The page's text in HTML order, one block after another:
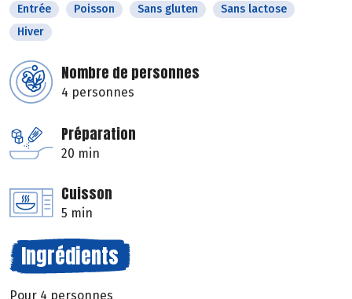
Entrée Poisson Sans gluten
Sans lactose
Hiver
Nombre de personnes
4 personnes
Préparation
20 min
Cuisson
5 min
Ingrédients
Pour 4 personnes